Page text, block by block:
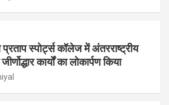
प्रताप स्पोर्ट्स कॉलेज में अंतरराष्ट्रीय
कार्यों का लोकार्पण किया